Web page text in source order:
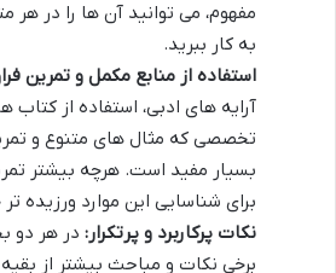
مفهوم، می توانید آن ها را در
به کار ببرید.
استفاده از منابع مکمل و تمرین
آرایه های ادبی، استفاده از
تخصصی که مثال های متنوع و
بسیار مفید است. هرچه بیشتر
برای شناسایی این موارد ورزیده
نکات پرکاربرد و پرتکرار: در هر دو
برخی نکات و مباحث بیشتر از